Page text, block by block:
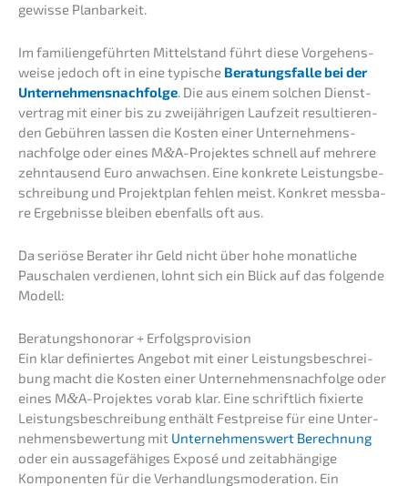
gewis­se Planbarkeit.
Im famili­en­ge­führ­ten Mittel­stand führt diese Vorge­hens­
wei­se jedoch oft in eine typische Beratungs­fal­le bei der
Unternehmens­nachfolge. Die aus einem solchen Dienst­
ver­trag mit einer bis zu zweijäh­ri­gen Laufzeit resul­tie­ren­
den Gebüh­ren lassen die Kosten einer Unternehmens­
nachfolge oder eines M&A-Projektes schnell auf mehre­re
zehntau­send Euro anwach­sen. Eine konkre­te Leistungs­be­
schrei­bung und Projekt­plan fehlen meist. Konkret messba­
re Ergeb­nis­se bleiben ebenfalls oft aus.
Da seriö­se Berater ihr Geld nicht über hohe monat­li­che
Pauscha­len verdie­nen, lohnt sich ein Blick auf das folgen­de
Modell:
Beratungs­ho­no­rar + Erfolgsprovision
Ein klar definier­tes Angebot mit einer Leistungs­be­schrei­
bung macht die Kosten einer Unternehmens­nachfolge oder
eines M&A-Projektes vorab klar. Eine schrift­lich fixier­te
Leistungs­be­schrei­bung enthält Festprei­se für eine Unter­
neh­mens­be­wer­tung mit Unter­neh­mens­wert Berech­nung
oder ein aussa­ge­fä­hi­ges Exposé und zeitab­hän­gi­ge
Kompo­nen­ten für die Verhand­lungs­mo­de­ra­ti­on. Ein